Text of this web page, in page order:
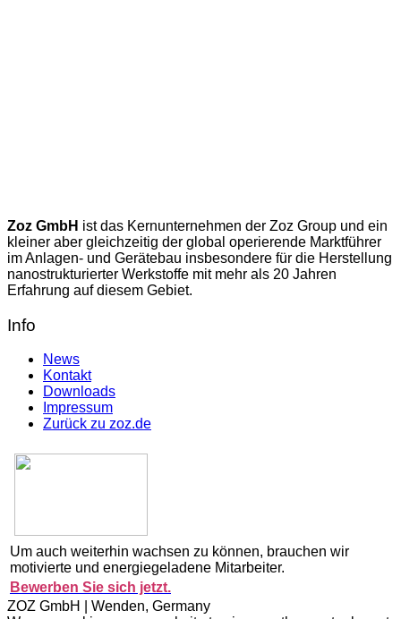
Zoz GmbH ist das Kernunternehmen der Zoz Group und ein
kleiner aber gleichzeitig der global operierende Marktführer
im Anlagen- und Gerätebau insbesondere für die Herstellung
nanostrukturierter Werkstoffe mit mehr als 20 Jahren
Erfahrung auf diesem Gebiet.
Info
News
Kontakt
Downloads
Impressum
Zurück zu zoz.de
Um auch weiterhin wachsen zu können, brauchen wir
motivierte und energiegeladene Mitarbeiter.
Bewerben Sie sich jetzt.
ZOZ GmbH | Wenden, Germany